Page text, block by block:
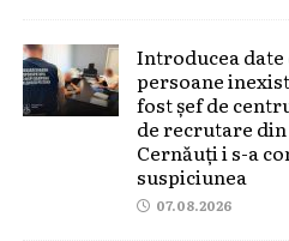
Introducea date
persoane
fost șef de
de recrutare
Cernăuți i s-a
suspiciunea
07.08.2026